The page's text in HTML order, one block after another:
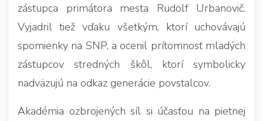
zástupca primátora mesta Rudolf Urbanovič.
Vyjadril tiež vďaku všetkým, ktorí uchovávajú
spomienky na SNP, a ocenil prítomnosť mladých
zástupcov stredných škôl, ktorí symbolicky
nadväzujú na odkaz generácie povstalcov.
Akadémia ozbrojených síl si účasťou na pietnej